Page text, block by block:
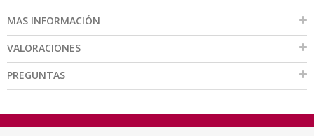
MAS INFORMACIÓN
VALORACIONES
PREGUNTAS